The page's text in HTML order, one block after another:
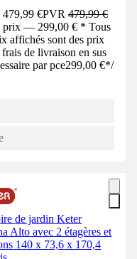
€PVR479,99 €
prix — 299,00 € * Tous
affichés sont des prix
de livraison en sus
par pce299,00 €*/
de jardin Keter
Alto avec 2 étagères et
140 x 73,6 x 170,4